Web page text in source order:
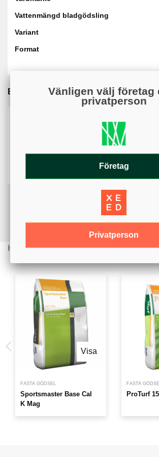
Vattenmängd bladgödsling
Variant
Format
Bilagor
blockeras av webbläsarens inställningar.
popup-fönster och nedladdningar är tillåtna.
Kunder köpte även
Visa
FASTA GÖDSEL
Sportsmaster Base Cal
K Mag
FASTA GÖDSEL
ProTurf 15
Vänligen välj företag
privatperson
Företag
Privatperson